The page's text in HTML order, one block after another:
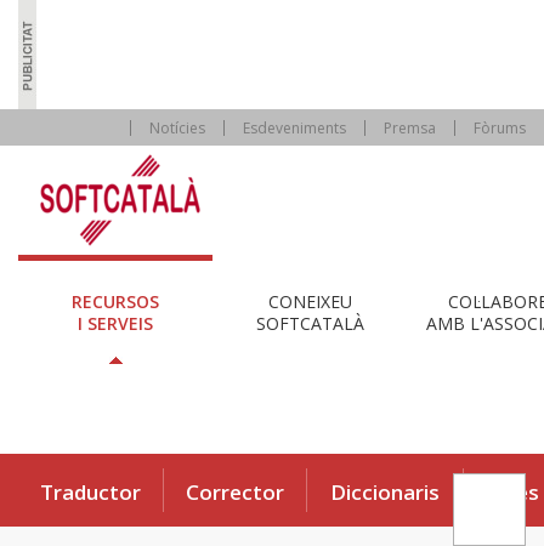
Notícies Esdeveniments Premsa Fòrums
RECURSOS
I SERVEIS
CONEIXEU
SOFTCATALÀ
AMB
Traductor Corrector Diccionaris Eines